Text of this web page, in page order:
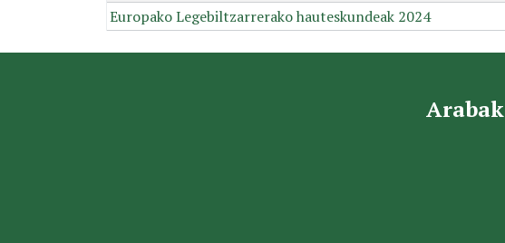
Europako Legebiltzarrerako hauteskundeak 2024